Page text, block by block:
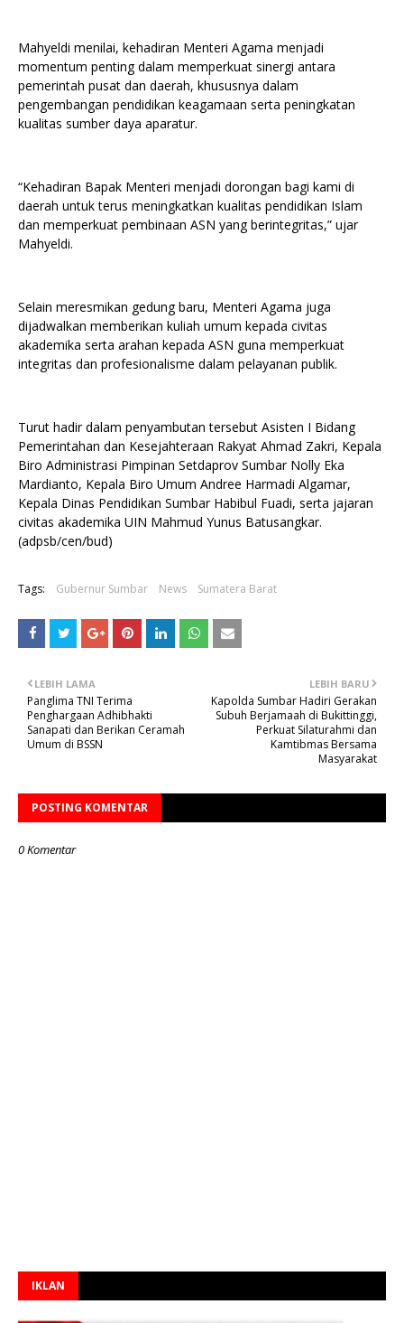
Mahyeldi menilai, kehadiran Menteri Agama menjadi
momentum penting dalam memperkuat sinergi antara
pemerintah pusat dan daerah, khususnya dalam
pengembangan pendidikan keagamaan serta peningkatan
kualitas sumber daya aparatur.
“Kehadiran Bapak Menteri menjadi dorongan bagi kami di
daerah untuk terus meningkatkan kualitas pendidikan Islam
dan memperkuat pembinaan ASN yang berintegritas,” ujar
Mahyeldi.
Selain meresmikan gedung baru, Menteri Agama juga
dijadwalkan memberikan kuliah umum kepada civitas
akademika serta arahan kepada ASN guna memperkuat
integritas dan profesionalisme dalam pelayanan publik.
Turut hadir dalam penyambutan tersebut Asisten I Bidang
Pemerintahan dan Kesejahteraan Rakyat Ahmad Zakri, Kepala
Biro Administrasi Pimpinan Setdaprov Sumbar Nolly Eka
Mardianto, Kepala Biro Umum Andree Harmadi Algamar,
Kepala Dinas Pendidikan Sumbar Habibul Fuadi, serta jajaran
civitas akademika UIN Mahmud Yunus Batusangkar.
(adpsb/cen/bud)
Tags: Gubernur Sumbar News Sumatera Barat
LEBIH BARU
Kapolda Sumbar Hadiri Gerakan
Subuh Berjamaah di Bukittinggi,
Perkuat Silaturahmi dan
Kamtibmas Bersama
Masyarakat
LEBIH LAMA
Panglima TNI Terima
Penghargaan Adhibhakti
Sanapati dan Berikan Ceramah
Umum di BSSN
POSTING KOMENTAR
0 Komentar
IKLAN